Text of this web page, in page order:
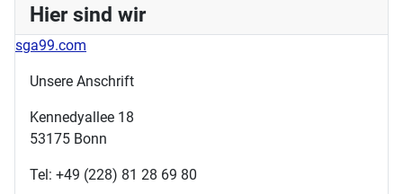
Hier sind wir
sga99.com
Unsere Anschrift
Kennedyallee 18
53175 Bonn
Tel: +49 (228) 81 28 69 80